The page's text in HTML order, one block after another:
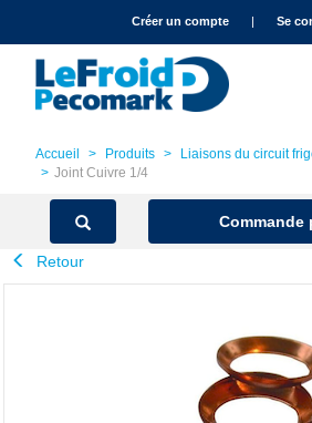
text.skipToNavigationCréer un compte | Se
Accueil Produits Liaisons du circuit
Joint Cuivre 1/4
Commande
Retour